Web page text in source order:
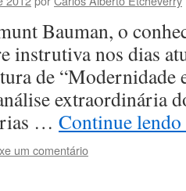
Bauman, o
instrutiva nos dias
de “Modernidade
extraordinária
… Continue lendo
um comentário